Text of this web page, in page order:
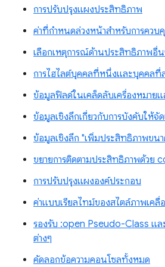
การปรับปรุงแผงประสิทธิภาพ
ค่าที่กำหนดล่วงหน้าสำหรับการคว
เลือกเหตุการณ์ด้านประสิทธิภาพอื่
การไฮไลต์บุคคลที่หนึ่งและบุคคลที่
ข้อมูลฟิลด์ในเคล็ดลับเครื่องหมาย
ข้อมูลเชิงลึกเกี่ยวกับการบังคับให้จั
ข้อมูลเชิงลึก "เพิ่มประสิทธิภาพขน
ขยายการติดตามประสิทธิภาพด้วย
การปรับปรุงแผงองค์ประกอบ
ค่าแบบเรียลไทม์ของสไตล์ภาพเคลื่
รองรับ :open Pseudo-Class แ
ต่างๆ
คัดลอกข้อความคอนโซลทั้งหมด